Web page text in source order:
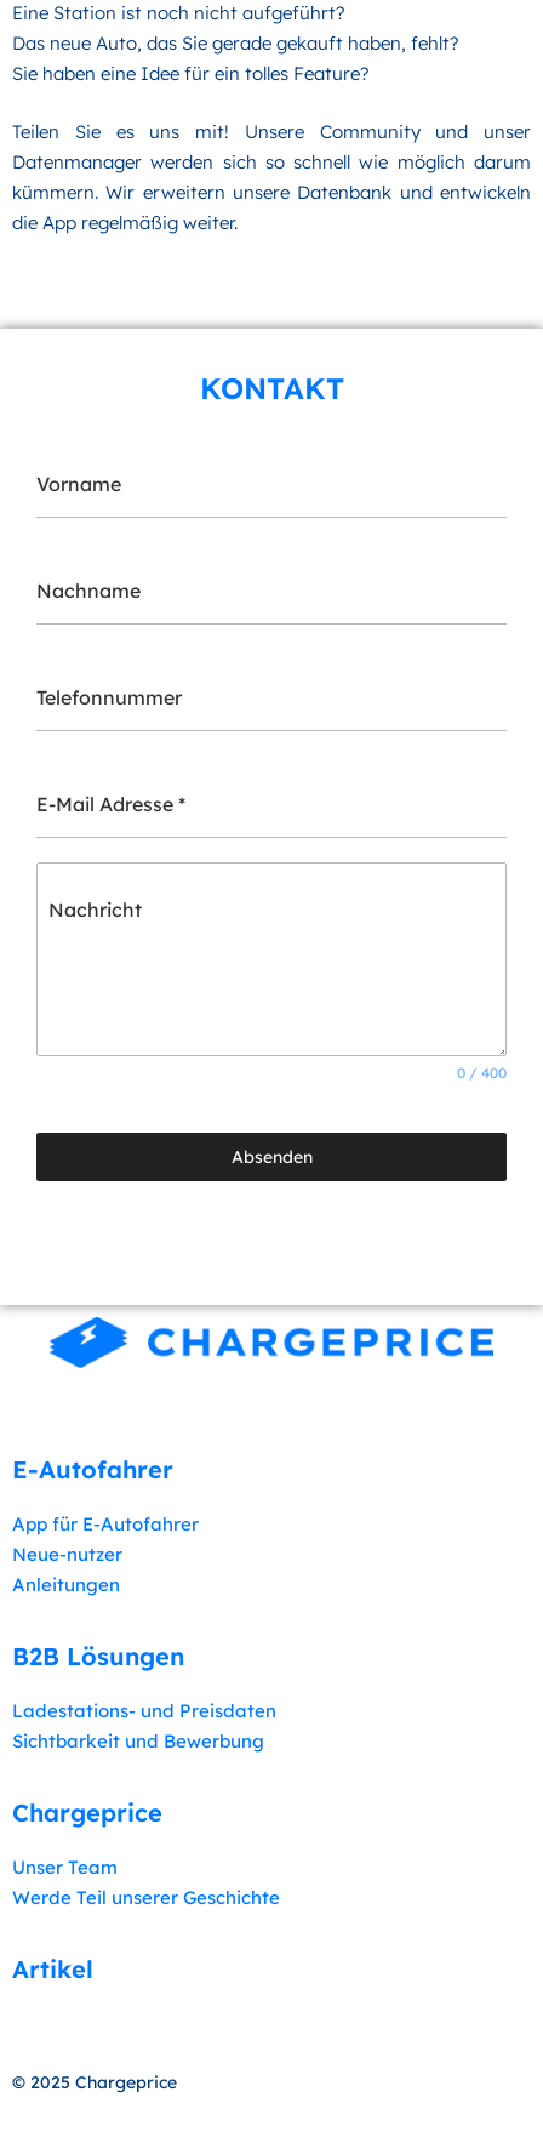
Eine Station ist noch nicht aufgeführt?
Das neue Auto, das Sie gerade gekauft haben, fehlt?
Sie haben eine Idee für ein tolles Feature?
Teilen Sie es uns mit! Unsere Community und unser
Datenmanager werden sich so schnell wie möglich darum
kümmern. Wir erweitern unsere Datenbank und entwickeln
die App regelmäßig weiter.
KONTAKT
Vorname
Nachname
Telefonnummer
E-Mail Adresse *
Nachricht
0 / 400
Absenden
E-Autofahrer
App für E-Autofahrer
Neue-nutzer
Anleitungen
B2B Lösungen​
Ladestations- und Preisdaten
Sichtbarkeit und Bewerbung
Chargeprice
Unser Team
Werde Teil unserer Geschichte
Artikel
© 2025 Chargeprice